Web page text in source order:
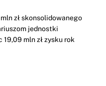
zł skonsolidowanego
jednostki
19,09 mln zł zysku rok